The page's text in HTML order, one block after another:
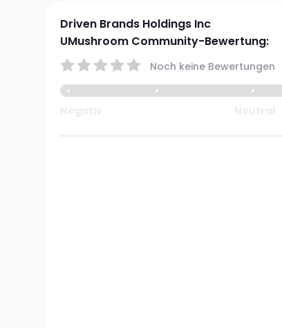
Driven Brands Holdings Inc
UMushroom Community-Bewertung:
Noch keine Bewertungen